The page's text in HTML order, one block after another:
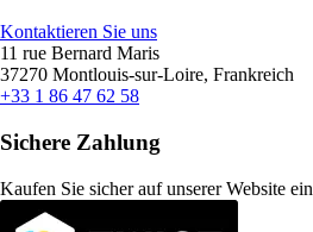
Kontaktieren Sie uns
11 rue Bernard Maris
37270 Montlouis-sur-Loire, Frankreich
+33 1 86 47 62 58
Sichere Zahlung
Kaufen Sie sicher auf unserer Website ein